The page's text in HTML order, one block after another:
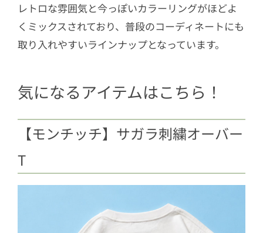
2.7【モンチッチ】刺繍キャップ
レトロな雰囲気と今っぽいカラーリングがほどよ
くミックスされており、普段のコーディネートにも
取り入れやすいラインナップとなっています。
気になるアイテムはこちら！
【モンチッチ】サガラ刺繍オーバー
T